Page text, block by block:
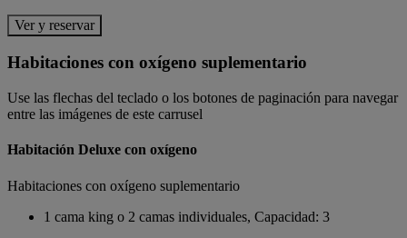
Ver y reservar
Habitaciones con oxígeno suplementario
Use las flechas del teclado o los botones de paginación para navegar
entre las imágenes de este carrusel
Habitación Deluxe con oxígeno
Habitaciones con oxígeno suplementario
1 cama king o 2 camas individuales, Capacidad: 3